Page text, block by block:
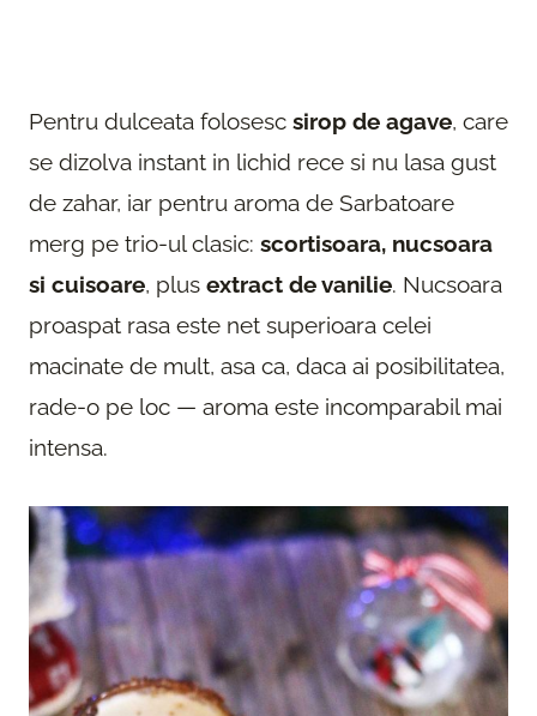
Pentru dulceata folosesc sirop de agave, care
se dizolva instant in lichid rece si nu lasa gust
de zahar, iar pentru aroma de Sarbatoare
merg pe trio-ul clasic: scortisoara, nucsoara
si cuisoare, plus extract de vanilie. Nucsoara
proaspat rasa este net superioara celei
macinate de mult, asa ca, daca ai posibilitatea,
rade-o pe loc — aroma este incomparabil mai
intensa.